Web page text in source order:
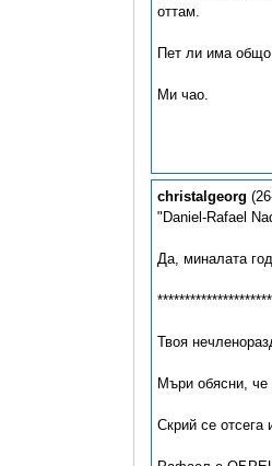
оттам.
Пет ли има общо
Ми чао.
christalgeorg
"Daniel-Rafael
Да, миналата
Твоя
Мъри обясни, че
Скрий се отсега